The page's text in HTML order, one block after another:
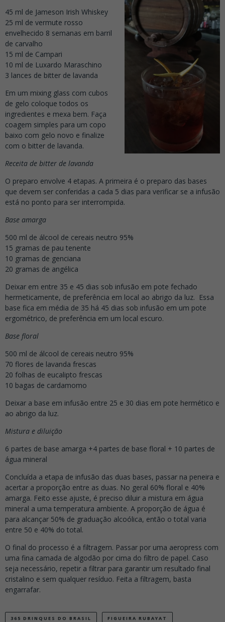
45 ml de Jameson Irish Whiskey
25 ml de vermute rosso
envelhecido 8 semanas em barril
de carvalho
15 ml de Campari
10 ml de Luxardo Maraschino
3 lances de bitter de lavanda
Em um mixing glass com cubos
de gelo coloque todos os
ingredientes e mexa bem. Faça
coagem simples para um copo
baixo com gelo novo e finalize
com o bitter de lavanda.
Receita de bitter de lavanda
O preparo envolve 4 etapas. A primeira é o preparo das bases
que devem ser conferidas a cada 5 dias para verificar se a infusão
está no ponto para ser interrompida.
Base amarga
500 ml de álcool de cereais neutro 95%
15 gramas de pau tenente
10 gramas de genciana
20 gramas de angélica
Deixar em entre 35 e 45 dias sob infusão em pote fechado
hermeticamente, de preferência em local ao abrigo da luz. Essa
base fica em média de 35 há 45 dias sob infusão em um pote
ergométrico, de preferência em um local escuro.
Base floral
500 ml de álcool de cereais neutro 95%
70 flores de lavanda frescas
20 folhas de eucalipto frescas
10 bagas de cardamomo
Deixar a base em infusão entre 25 e 30 dias em pote hermético e
ao abrigo da luz.
Mistura e diluição
6 partes de base amarga +4 partes de base floral + 10 partes de
água mineral
Concluída a etapa de infusão das duas bases, passar na peneira e
acertar a proporção entre as duas. No geral 60% floral e 40%
amarga. Feito esse ajuste, é preciso diluir a mistura em água
mineral a uma temperatura ambiente. A proporção de água é
para alcançar 50% de graduação alcoólica, então o total varia
entre 50 e 40% do total.
O final do processo é a filtragem. Passar por uma aeropress com
uma fina camada de algodão por cima do filtro de papel. Caso
seja necessário, repetir a filtrar para garantir um resultado final
cristalino e sem qualquer resíduo. Feita a filtragem, basta
engarrafar.
365 DRINQUES DO BRASIL FIGUEIRA RUBAYAT